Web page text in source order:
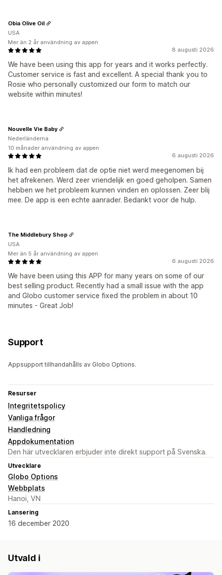
8 augusti 2026
We have been using this app for years and it works perfectly.
Customer service is fast and excellent. A special thank you to
Rosie who personally customized our form to match our
website within minutes!
Obìa Olive Oil
USA
Mer än 2 år användning av appen
6 augusti 2026
Ik had een probleem dat de optie niet werd meegenomen bij
het afrekenen. Werd zeer vriendelijk en goed geholpen. Samen
hebben we het probleem kunnen vinden en oplossen. Zeer blij
mee. De app is een echte aanrader. Bedankt voor de hulp.
Nouvelle Vie Baby
Nederländerna
10 månader användning av appen
6 augusti 2026
We have been using this APP for many years on some of our
best selling product. Recently had a small issue with the app
and Globo customer service fixed the problem in about 10
minutes - Great Job!
The Middlebury Shop
USA
Mer än 5 år användning av appen
Support
Appsupport tillhandahålls av Globo Options.
Resurser
Integritetspolicy
Vanliga frågor
Handledning
Appdokumentation
Den här utvecklaren erbjuder inte direkt support på Svenska.
Utvecklare
Globo Options
Webbplats
Hanoi, VN
Lansering
16 december 2020
Utvald i